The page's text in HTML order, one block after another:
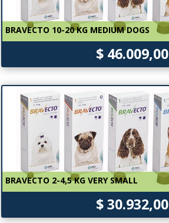
BRAVECTO 10-20 KG MEDIUM DOGS
$ 46.009,00
BRAVECTO 2-4,5 KG VERY SMALL
$ 30.932,00